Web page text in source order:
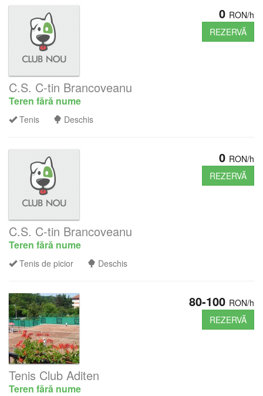
0 RON/h
REZERVĂ
C.S. C-tin Brancoveanu
Teren fără nume
Tenis Deschis
0 RON/h
REZERVĂ
C.S. C-tin Brancoveanu
Teren fără nume
Tenis de picior Deschis
80-100 RON/h
REZERVĂ
Tenis Club Aditen
Teren fără nume